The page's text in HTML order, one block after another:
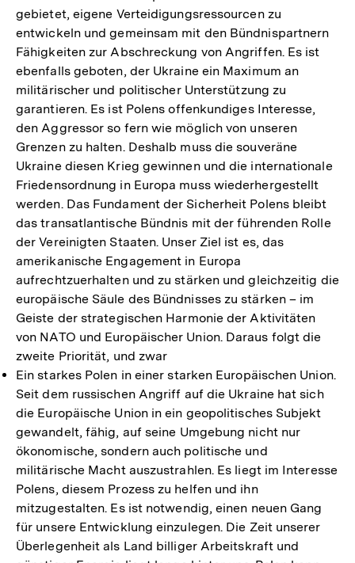
gebietet, eigene Verteidigungsressourcen zu
entwickeln und gemeinsam mit den Bündnispartnern
Fähigkeiten zur Abschreckung von Angriffen. Es ist
ebenfalls geboten, der Ukraine ein Maximum an
militärischer und politischer Unterstützung zu
garantieren. Es ist Polens offenkundiges Interesse,
den Aggressor so fern wie möglich von unseren
Grenzen zu halten. Deshalb muss die souveräne
Ukraine diesen Krieg gewinnen und die internationale
Friedensordnung in Europa muss wiederhergestellt
werden. Das Fundament der Sicherheit Polens bleibt
das transatlantische Bündnis mit der führenden Rolle
der Vereinigten Staaten. Unser Ziel ist es, das
amerikanische Engagement in Europa
aufrechtzuerhalten und zu stärken und gleichzeitig die
europäische Säule des Bündnisses zu stärken – im
Geiste der strategischen Harmonie der Aktivitäten
von NATO und Europäischer Union. Daraus folgt die
zweite Priorität, und zwar
Ein starkes Polen in einer starken Europäischen Union.
Seit dem russischen Angriff auf die Ukraine hat sich
die Europäische Union in ein geopolitisches Subjekt
gewandelt, fähig, auf seine Umgebung nicht nur
ökonomische, sondern auch politische und
militärische Macht auszustrahlen. Es liegt im Interesse
Polens, diesem Prozess zu helfen und ihn
mitzugestalten. Es ist notwendig, einen neuen Gang
für unsere Entwicklung einzulegen. Die Zeit unserer
Überlegenheit als Land billiger Arbeitskraft und